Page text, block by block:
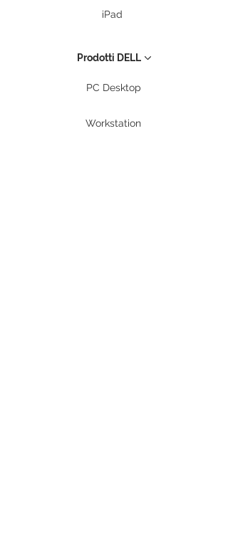
iPad
Prodotti DELL
PC Desktop
Workstation